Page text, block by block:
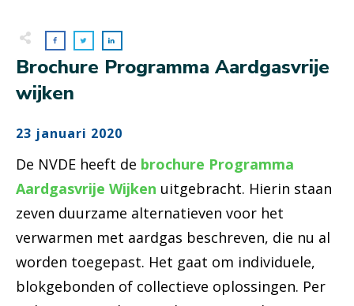
Brochure Programma Aardgasvrije
wijken
23 januari 2020
De NVDE heeft de brochure Programma
Aardgasvrije Wijken uitgebracht. Hierin staan
zeven duurzame alternatieven voor het
verwarmen met aardgas beschreven, die nu al
worden toegepast. Het gaat om individuele,
blokgebonden of collectieve oplossingen. Per